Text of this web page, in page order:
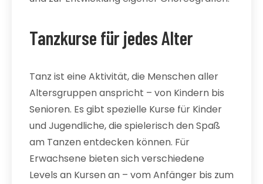
Tanzkurse für jedes Alter
Tanz ist eine Aktivität, die Menschen aller
Altersgruppen anspricht – von Kindern bis
Senioren. Es gibt spezielle Kurse für Kinder
und Jugendliche, die spielerisch den Spaß
am Tanzen entdecken können. Für
Erwachsene bieten sich verschiedene
Levels an Kursen an – vom Anfänger bis zum